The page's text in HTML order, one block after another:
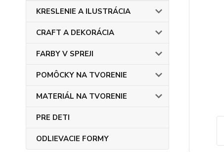
KRESLENIE A ILUSTRÁCIA
CRAFT A DEKORÁCIA
FARBY V SPREJI
POMÔCKY NA TVORENIE
MATERIÁL NA TVORENIE
PRE DETI
ODLIEVACIE FORMY